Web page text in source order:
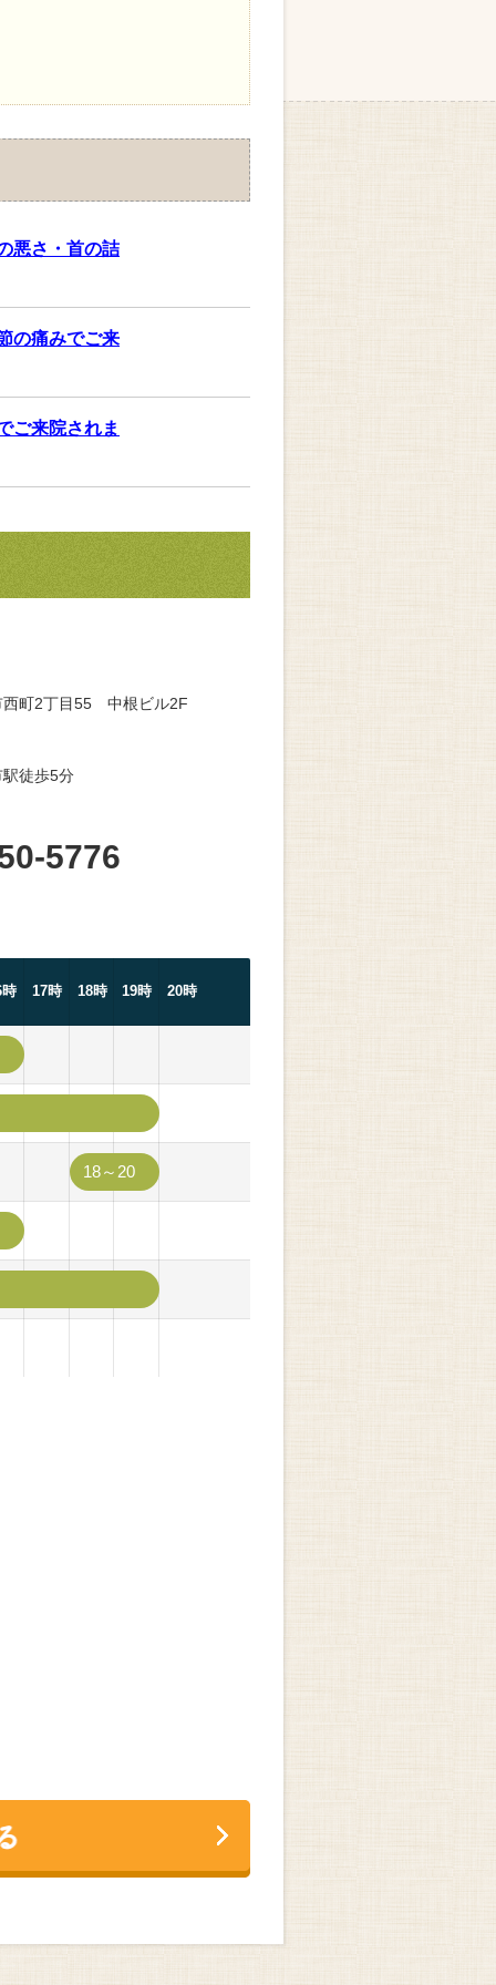
悪さ・首の詰
の痛みでご来
ご来院されま
西町2丁目55 中根ビル2F
徒歩5分
5776
17時 18時 19時 20時
18～20